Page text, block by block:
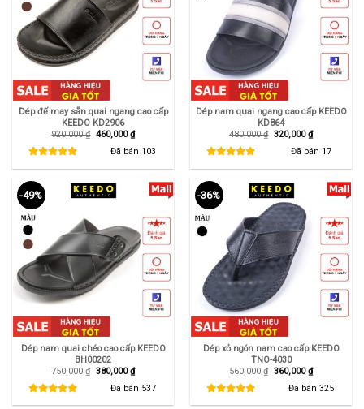
Dép đế may sẵn quai ngang cao cấp
KEEDO KD2906
920,000₫ Giá
460,000₫Giá
hiện
tại
Đã bán 103
Dép nam quai ngang cao cấp KEEDO
KD864
480,000₫ Giá
320,000₫Giá
hiện
tại
Đã bán 17
-49%
Dép nam quai chéo cao cấp KEEDO
BH00202
750,000₫ Giá
750,000 ₫.
380,000₫Giá
hiện
tại
là:
380,000 ₫.
Đã bán 537
-36%
Dép xỏ ngón nam cao cấp KEEDO
TNO-4030
560,000₫ Giá
560,000 ₫.
360,000₫Giá
hiện
tại
là:
360,000 ₫.
Đã bán 325